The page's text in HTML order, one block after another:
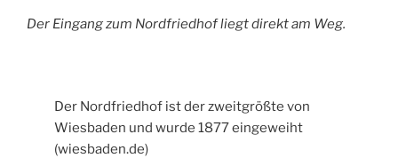
Der Eingang zum Nordfriedhof liegt direkt am Weg.
Der Nordfriedhof ist der zweitgrößte von
Wiesbaden und wurde 1877 eingeweiht
(wiesbaden.de)